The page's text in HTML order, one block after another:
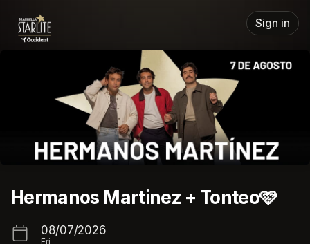
Sign in
Hermanos Martinez + Tonteo🩷
08/07/2026
Fri